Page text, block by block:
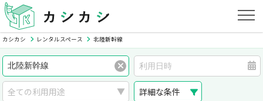
カシカシ レンタルスペース 北陸新幹線
詳細な条件